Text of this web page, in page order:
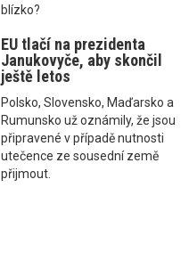
blízko?
EU tlačí na prezidenta
Janukovyče, aby skončil
ještě letos
Polsko, Slovensko, Maďarsko a
Rumunsko už oznámily, že jsou
připravené v případě nutnosti
utečence ze sousední země
přijmout.